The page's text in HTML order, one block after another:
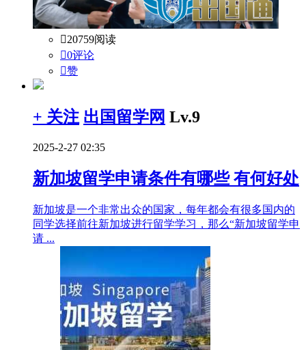
20759阅读
0评论
赞
+ 关注 出国留学网 Lv.9
2025-2-27 02:35
新加坡留学申请条件有哪些 有何好处
新加坡是一个非常出众的国家，每年都会有很多国内的
同学选择前往新加坡进行留学学习，那么“新加坡留学申
请 ...